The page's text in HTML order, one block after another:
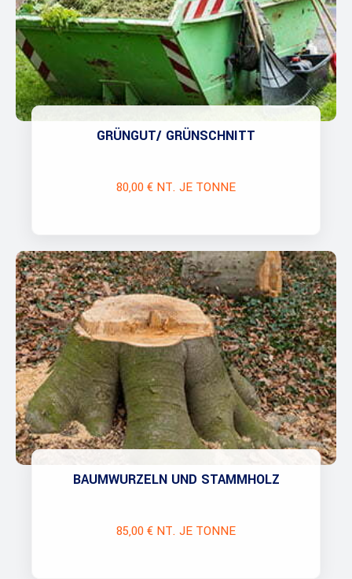
GRÜNGUT/ GRÜNSCHNITT
80,00 € NT. JE TONNE
BAUMWURZELN UND STAMMHOLZ
85,00 € NT. JE TONNE